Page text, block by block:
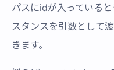
パスにidが入っている
スタンスを引数として
きます。